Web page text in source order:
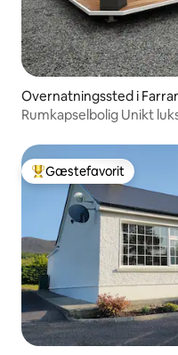
Overnatningssted i
Rumkapselbolig Unikt
Bedste gæstefavorit
Gæstefavorit